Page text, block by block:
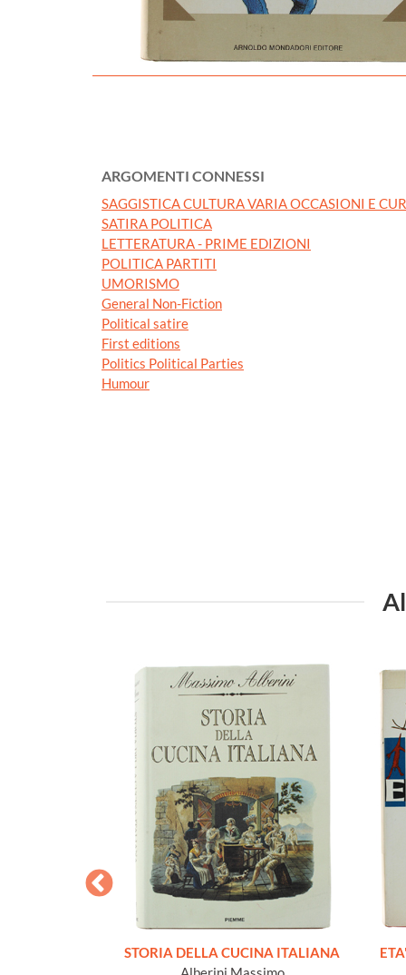
ARGOMENTI CONNESSI
SAGGISTICA CULTURA VARIA OCCASIONI E
SATIRA POLITICA
LETTERATURA - PRIME EDIZIONI
POLITICA PARTITI
UMORISMO
General Non-Fiction
Political satire
First editions
Politics Political Parties
Humour
STORIA DELLA CUCINA ITALIANA